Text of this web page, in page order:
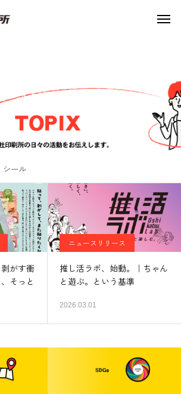
トピックス
シール
がす衝
そっと
ニュースリリース
推し活ラボ、始動。｜ちゃん
と遊ぶ。という基準
2026.03.01